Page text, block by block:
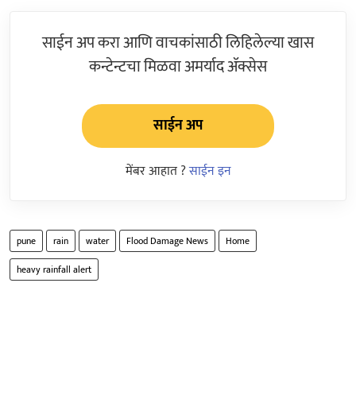
साईन अप करा आणि वाचकांसाठी लिहिलेल्या खास
कन्टेन्टचा मिळवा अमर्याद ॲक्सेस
साईन अप
मेंबर आहात ?साईन इन
pune rain water Flood Damage News
Home
heavy rainfall alert